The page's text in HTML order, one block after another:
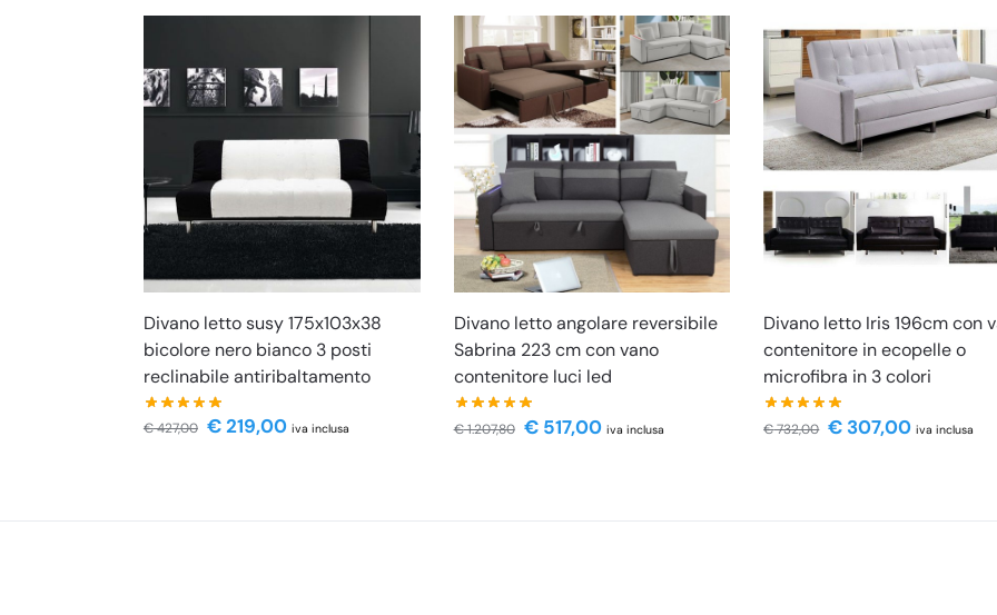
Divano letto susy 175x103x38
bicolore nero bianco 3 posti
reclinabile antiribaltamento
€427,00 €219,00 iva inclusa
Divano letto angolare reversibile
Sabrina 223 cm con vano
contenitore luci led
€1.207,80 €517,00 iva inclusa
Divano letto Iris 196cm con
contenitore in ecopelle o
microfibra in 3 colori
€732,00 € 307,00 iva inclusa